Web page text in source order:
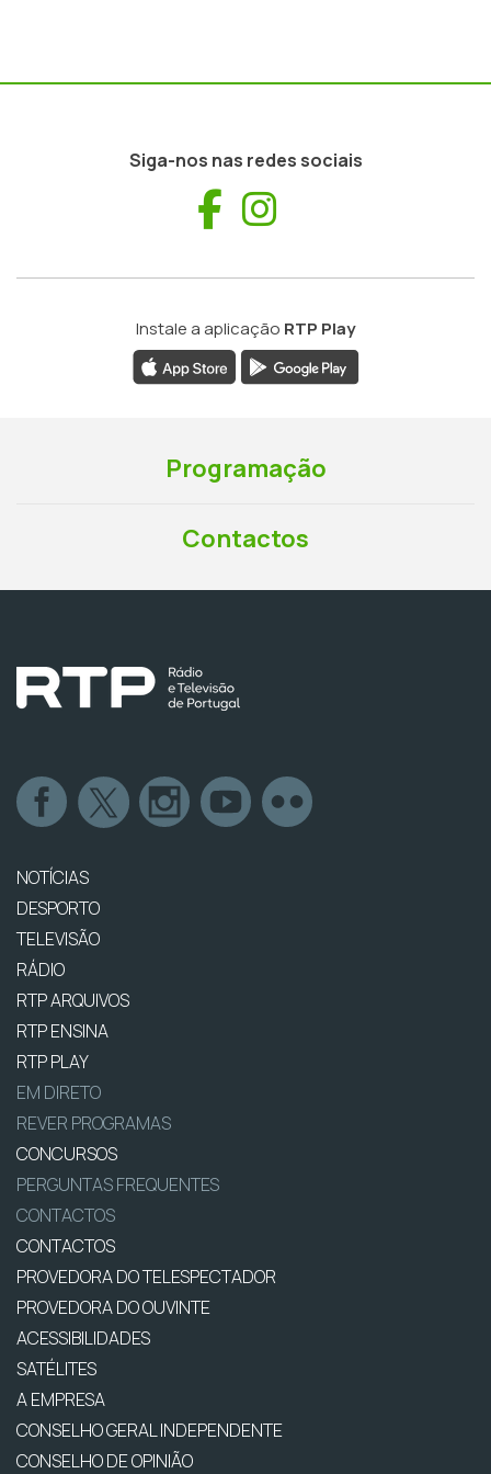
Siga-nos nas redes sociais
Facebook
Instale a aplicação RTP Play
Programação
Contactos
NOTÍCIAS
DESPORTO
TELEVISÃO
RÁDIO
RTP ARQUIVOS
RTP ENSINA
RTP PLAY
EM DIRETO
REVER PROGRAMAS
CONCURSOS
PERGUNTAS FREQUENTES
CONTACTOS
CONTACTOS
PROVEDORA DO TELESPECTADOR
PROVEDORA DO OUVINTE
ACESSIBILIDADES
SATÉLITES
A EMPRESA
CONSELHO GERAL INDEPENDENTE
CONSELHO DE OPINIÃO